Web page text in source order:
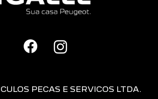
PECAS E SERVICOS LTDA.